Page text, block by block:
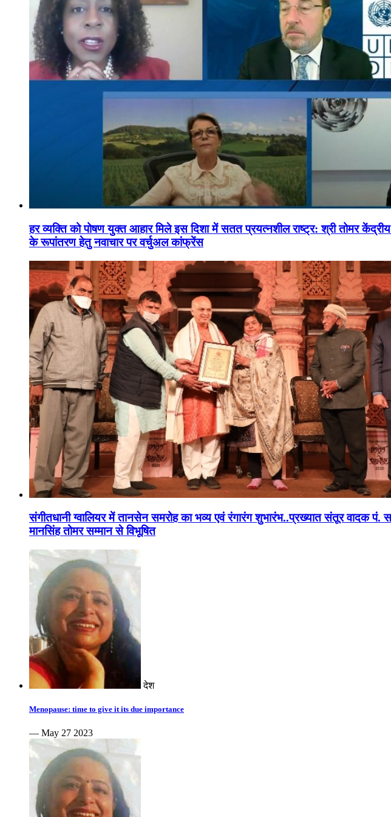
हर व्यक्ति को पोषण युक्त आहार मिले इस दिशा में सतत प्रयत्नशील राष्ट्र: श्री तोमर
के रूपांतरण हेतु नवाचार पर वर्चुअल कांफ्रेंस
संगीतधानी ग्वालियर में तानसेन समरोह का भव्य एवं रंगारंग शुभारंभ..प्रख्यात संतूर वादक
मानसिंह तोमर सम्मान से विभूषित
देश
Menopause: time to give it its due importance
— May 27 2023